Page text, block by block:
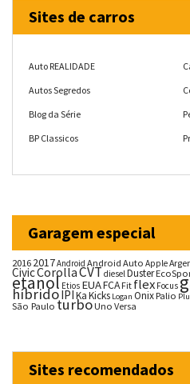
Sites de carros
Auto REALIDADE
Autos Segredos
Blog da Série
BP Classicos
Garagem especial
20162017Android Android Auto Apple
CivicCorollaCVTdieselDuster
etanol Etios EUAFCA Fit flex Focus
híbridoIPIKaKicks Logan OnixPalio
São Paulo turboUno Versa
Sites recomendados